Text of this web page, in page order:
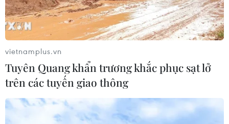
vietnamplus.vn
Tuyên Quang khẩn trương khắc phục sạt lở
trên các tuyến giao thông